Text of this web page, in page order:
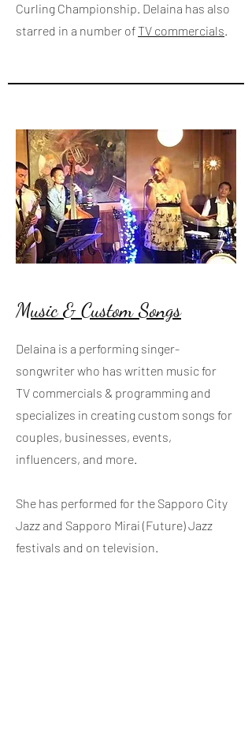
Curling Championship. Delaina has also
starred in a number of TV commercials.
Music & Custom Songs
Delaina is a performing singer-
songwriter who has written music for
TV commercials & programming and
specializes in creating custom songs for
couples, businesses, events,
influencers, and more.
She has performed for the Sapporo City
Jazz and Sapporo Mirai (Future) Jazz
festivals and on television.